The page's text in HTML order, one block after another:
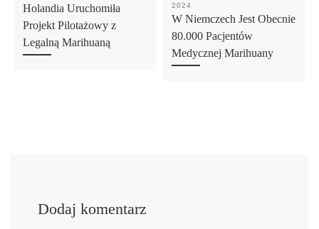
Holandia Uruchomiła
Projekt Pilotażowy z
Legalną Marihuaną
2024
W Niemczech Jest Obecnie
80.000 Pacjentów
Medycznej Marihuany
Dodaj komentarz